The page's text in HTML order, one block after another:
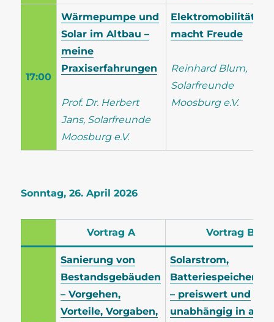
17:00
Wärmepumpe und
Solar im Altbau –
meine
Praxiserfahrungen
Prof. Dr. Herbert
Jans, Solarfreunde
Moosburg e.V.
Elektromobilität
macht Freude
Reinhard Blum,
Solarfreunde
Moosburg e.V.
Sonntag, 26. April 2026
Vortrag A Vortrag B
Sanierung von
Bestandsgebäuden
– Vorgehen,
Vorteile, Vorgaben,
Solarstrom,
Batteriespeicher &
– preiswert und
unabhängig in allen